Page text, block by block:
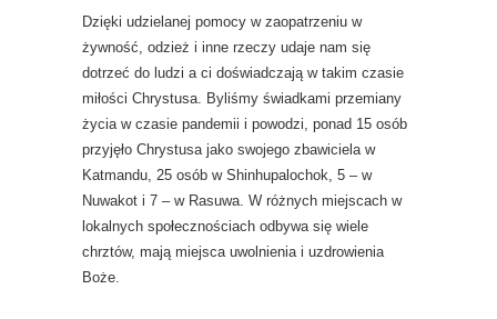
Dzięki udzielanej pomocy w zaopatrzeniu w
żywność, odzież i inne rzeczy udaje nam się
dotrzeć do ludzi a ci doświadczają w takim czasie
miłości Chrystusa. Byliśmy świadkami przemiany
życia w czasie pandemii i powodzi, ponad 15 osób
przyjęło Chrystusa jako swojego zbawiciela w
Katmandu, 25 osób w Shinhupalochok, 5 – w
Nuwakot i 7 – w Rasuwa. W różnych miejscach w
lokalnych społecznościach odbywa się wiele
chrztów, mają miejsca uwolnienia i uzdrowienia
Boże.